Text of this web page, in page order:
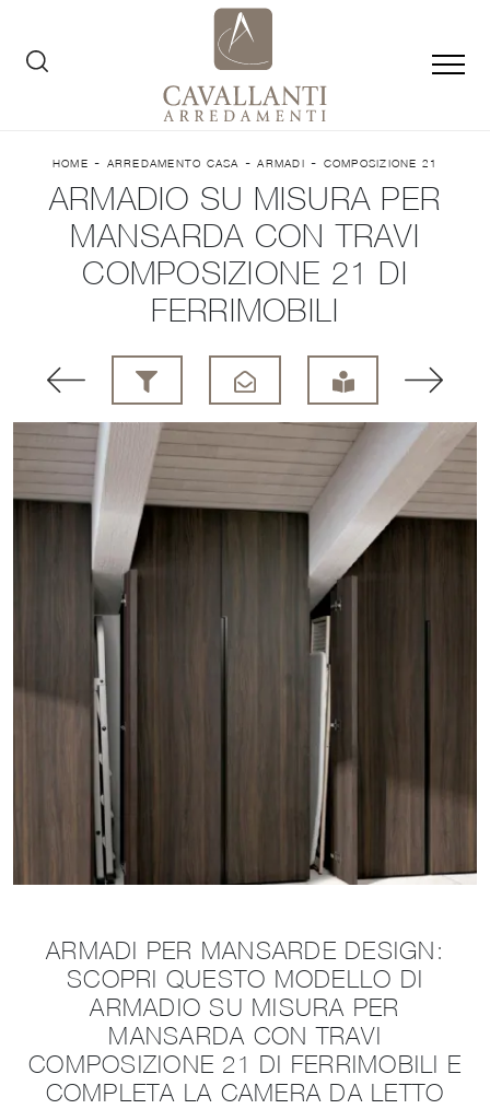
HOME - ARREDAMENTO CASA -ARMADI - COMPOSIZIONE 21
ARMADIO SU MISURA PER
MANSARDA CON TRAVI
COMPOSIZIONE 21 DI
FERRIMOBILI
ARMADI PER MANSARDE DESIGN:
SCOPRI QUESTO MODELLO DI
ARMADIO SU MISURA PER
MANSARDA CON TRAVI
COMPOSIZIONE 21 DI FERRIMOBILI E
COMPLETA LA CAMERA DA LETTO